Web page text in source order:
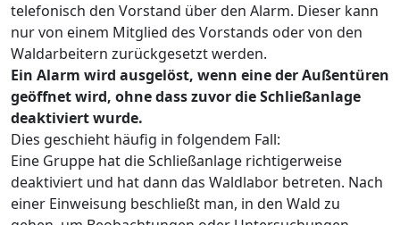
telefonisch den Vorstand über den Alarm. Dieser kann
nur von einem Mitglied des Vorstands oder von den
Waldarbeitern zurückgesetzt werden.
Ein Alarm wird ausgelöst, wenn eine der Außentüren
geöffnet wird, ohne dass zuvor die Schließanlage
deaktiviert wurde.
Dies geschieht häufig in folgendem Fall:
Eine Gruppe hat die Schließanlage richtigerweise
deaktiviert und hat dann das Waldlabor betreten. Nach
einer Einweisung beschließt man, in den Wald zu